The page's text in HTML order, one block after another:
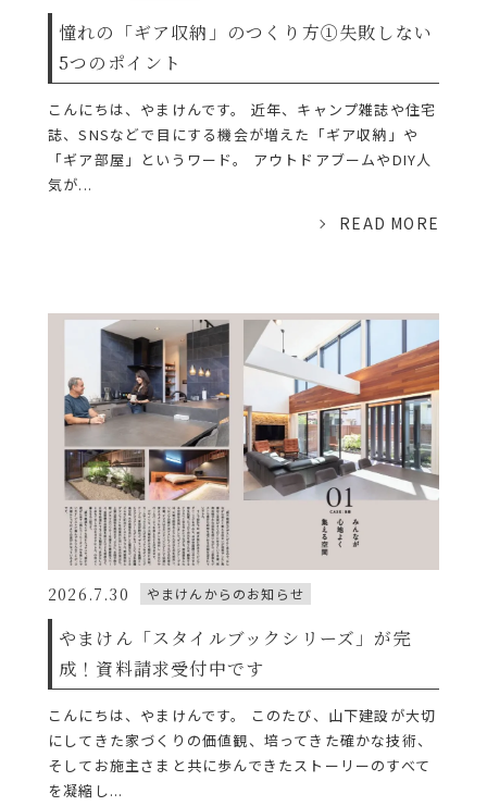
憧れの「ギア収納」のつくり方①失敗しない
5つのポイント
こんにちは、やまけんです。 近年、キャンプ雑誌や住宅
誌、SNSなどで目にする機会が増えた「ギア収納」や
「ギア部屋」というワード。 アウトドアブームやDIY人
気が...
READ MORE
2026.7.30 やまけんからのお知らせ
やまけん「スタイルブックシリーズ」が完
成！資料請求受付中です
こんにちは、やまけんです。 このたび、山下建設が大切
にしてきた家づくりの価値観、培ってきた確かな技術、
そしてお施主さまと共に歩んできたストーリーのすべて
を凝縮し...